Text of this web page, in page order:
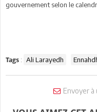
gouvernement selon le
Tags : Ali Larayedh
Envoyer à